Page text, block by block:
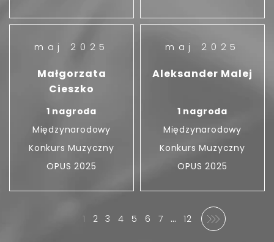
maj 2025
Małgorzata
Cieszko
1 nagroda
Międzynarodowy
Konkurs Muzyczny
OPUS 2025
maj 2025
Aleksander Malej
1 nagroda
Międzynarodowy
Konkurs Muzyczny
OPUS 2025
1 2 3 4 5 6 7 … 12
Następny